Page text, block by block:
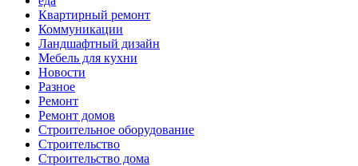
Квартирный ремонт
Коммуникации
Ландшафтный дизайн
Мебель для кухни
Новости
Разное
Ремонт
Ремонт домов
Строительное оборудование
Строительство
Строительство дома